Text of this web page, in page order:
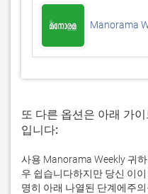
Manorama
또 다른 옵션은 아래 가
입니다:
사용 Manorama Weekly 귀
우 쉽습니다하지만 당신 이
명히 아래 나열된 단계에주